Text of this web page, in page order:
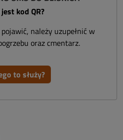
kod QR?
należy uzupełnić w
oraz cmentarz.
to służy?